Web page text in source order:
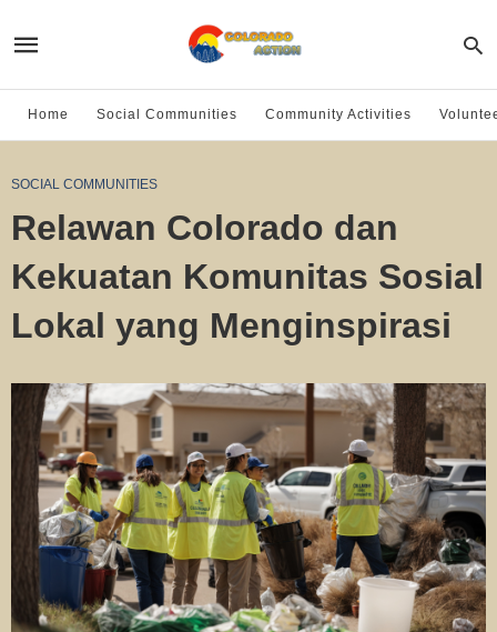
Home Social Communities Community Activities
SOCIAL COMMUNITIES
Relawan Colorado dan
Kekuatan Komunitas Sosial
Lokal yang Menginspirasi